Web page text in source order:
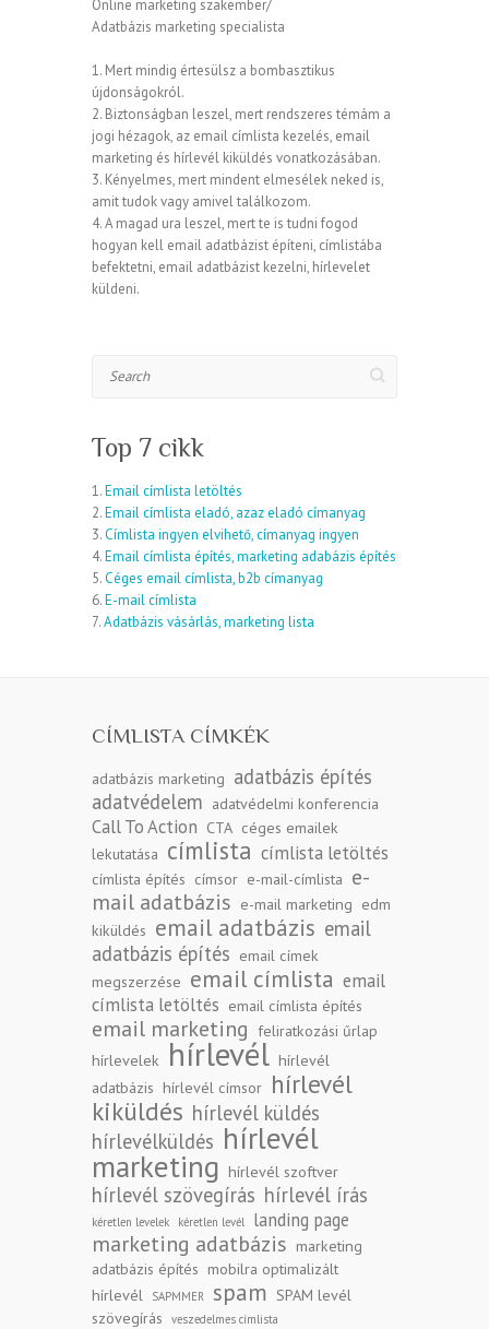
Online marketing szakember/
Adatbázis marketing specialista
1. Mert mindig értesülsz a bombasztikus
újdonságokról.
2. Biztonságban leszel, mert rendszeres témám a
jogi hézagok, az email címlista kezelés, email
marketing és hírlevél kiküldés vonatkozásában.
3. Kényelmes, mert mindent elmesélek neked is,
amit tudok vagy amivel találkozom.
4. A magad ura leszel, mert te is tudni fogod
hogyan kell email adatbázist építeni, címlistába
befektetni, email adatbázist kezelni, hírlevelet
küldeni.
Top 7 cikk
1.Email címlista letöltés
2.Email címlista eladó, azaz eladó címanyag
3.Címlista ingyen elvihető, címanyag ingyen
4.Email címlista építés, marketing adabázis építés
5.Céges email címlista, b2b címanyag
6.E-mail címlista
7.Adatbázis vásárlás, marketing lista
CÍMLISTA CÍMKÉK
adatbázis marketing adatbázis építés
adatvédelem adatvédelmi konferencia
Call To Action CTA céges emailek
lekutatása címlista címlista letöltés
címlista építés címsor e-mail-címlista e-
mail adatbázis e-mail marketing edm
kiküldés email adatbázis email
adatbázis építés email címek
megszerzése email címlista email
címlista letöltés email címlista építés
email marketing feliratkozási űrlap
hírlevelek
hírlevél hírlevél
adatbázis hírlevél címsor hírlevél
kiküldés hírlevél küldés
hírlevélküldés hírlevél
marketing hírlevél szoftver
hírlevél szövegírás hírlevél írás
kéretlen levelek kéretlen levél landing page
marketing adatbázis marketing
adatbázis építés mobilra optimalizált
hírlevél
SAPMMER spam SPAM levél
szövegírás
veszedelmes címlista